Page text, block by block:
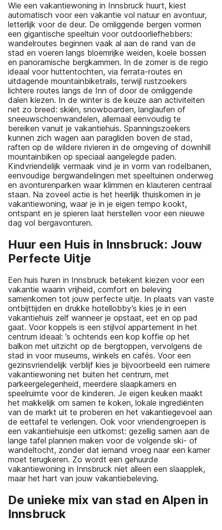
Wie een vakantiewoning in Innsbruck huurt, kiest
automatisch voor een vakantie vol natuur en avontuur,
letterlijk voor de deur. De omliggende bergen vormen
een gigantische speeltuin voor outdoorliefhebbers:
wandelroutes beginnen vaak al aan de rand van de
stad en voeren langs bloemrijke weiden, koele bossen
en panoramische bergkammen. In de zomer is de regio
ideaal voor huttentochten, via ferrata-routes en
uitdagende mountainbiketrails, terwijl rustzoekers
lichtere routes langs de Inn of door de omliggende
dalen kiezen. In de winter is de keuze aan activiteiten
net zo breed: skiën, snowboarden, langlaufen of
sneeuwschoenwandelen, allemaal eenvoudig te
bereiken vanuit je vakantiehuis. Spanningszoekers
kunnen zich wagen aan paragliden boven de stad,
raften op de wildere rivieren in de omgeving of downhill
mountainbiken op speciaal aangelegde paden.
Kindvriendelijk vermaak vind je in vorm van rodelbanen,
eenvoudige bergwandelingen met speeltuinen onderweg
en avonturenparken waar klimmen en klauteren centraal
staan. Na zoveel actie is het heerlijk thuiskomen in je
vakantiewoning, waar je in je eigen tempo kookt,
ontspant en je spieren laat herstellen voor een nieuwe
dag vol bergavonturen.
Huur een Huis in Innsbruck: Jouw
Perfecte Uitje
Een huis huren in Innsbruck betekent kiezen voor een
vakantie waarin vrijheid, comfort en beleving
samenkomen tot jouw perfecte uitje. In plaats van vaste
ontbijttijden en drukke hotel­lobby’s kies je in een
vakantiehuis zelf wanneer je opstaat, eet en op pad
gaat. Voor koppels is een stijlvol appartement in het
centrum ideaal: ’s ochtends een kop koffie op het
balkon met uitzicht op de bergtoppen, vervolgens de
stad in voor museums, winkels en cafés. Voor een
gezinsvriendelijk verblijf kies je bijvoorbeeld een ruimere
vakantiewoning net buiten het centrum, met
parkeergelegenheid, meerdere slaapkamers en
speelruimte voor de kinderen. Je eigen keuken maakt
het makkelijk om samen te koken, lokale ingrediënten
van de markt uit te proberen en het vakantiegevoel aan
de eettafel te verlengen. Ook voor vriendengroepen is
een vakantiehuisje een uitkomst: gezellig samen aan de
lange tafel plannen maken voor de volgende ski- of
wandeltocht, zonder dat iemand vroeg naar een kamer
moet terugkeren. Zo wordt een gehuurde
vakantiewoning in Innsbruck niet alleen een slaapplek,
maar het hart van jouw vakantiebeleving.
De unieke mix van stad en Alpen in
Innsbruck